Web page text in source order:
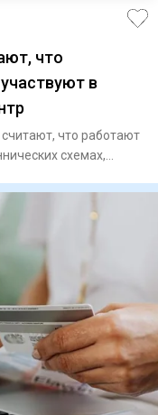
что
в
что работают
схемах,